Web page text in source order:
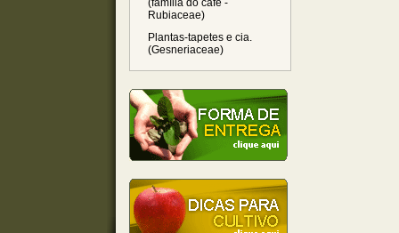
(família do café -
Rubiaceae)
Plantas-tapetes e cia.
(Gesneriaceae)